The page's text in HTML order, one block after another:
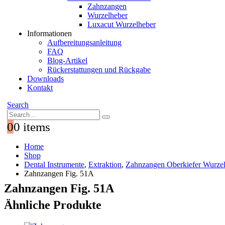
Zahnzangen
Wurzelheber
Luxacut Wurzelheber
Informationen
Aufbereitungsanleitung
FAQ
Blog-Artikel
Rückerstattungen und Rückgabe
Downloads
Kontakt
Search
00 items
Home
Shop
Dental Instrumente, Extraktion, Zahnzangen Oberkiefer
Zahnzangen Fig. 51A
Zahnzangen Fig. 51A
Ähnliche Produkte